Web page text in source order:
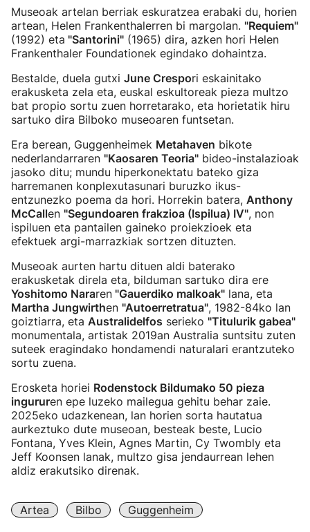
Museoak artelan berriak eskuratzea erabaki du, horien
artean, Helen Frankenthalerren bi margolan. "Requiem"
(1992) eta "Santorini" (1965) dira, azken hori Helen
Frankenthaler Foundationek egindako dohaintza.
Bestalde, duela gutxi June Crespori eskainitako
erakusketa zela eta, euskal eskultoreak pieza multzo
bat propio sortu zuen horretarako, eta horietatik hiru
sartuko dira Bilboko museoaren funtsetan.
Era berean, Guggenheimek Metahaven bikote
nederlandarraren "Kaosaren Teoria" bideo-instalazioak
jasoko ditu; mundu hiperkonektatu bateko giza
harremanen konplexutasunari buruzko ikus-
entzunezko poema da hori. Horrekin batera, Anthony
McCallen "Segundoaren frakzioa (Ispilua) IV", non
ispiluen eta pantailen gaineko proiekzioek eta
efektuek argi-marrazkiak sortzen dituzten.
Museoak aurten hartu dituen aldi baterako
erakusketak direla eta, bilduman sartuko dira ere
Yoshitomo Nararen "Gauerdiko malkoak" lana, eta
Martha Jungwirthen "Autoerretratua", 1982-84ko lan
goiztiarra, eta Australidelfos serieko "Titulurik gabea"
monumentala, artistak 2019an Australia suntsitu zuten
suteek eragindako hondamendi naturalari erantzuteko
sortu zuena.
Erosketa horiei Rodenstock Bildumako 50 pieza
ingururen epe luzeko mailegua gehitu behar zaie.
2025eko udazkenean, lan horien sorta hautatua
aurkeztuko dute museoan, besteak beste, Lucio
Fontana, Yves Klein, Agnes Martin, Cy Twombly eta
Jeff Koonsen lanak, multzo gisa jendaurrean lehen
aldiz erakutsiko direnak.
Artea Bilbo Guggenheim